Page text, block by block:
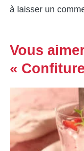
à laisser un
Vous
«